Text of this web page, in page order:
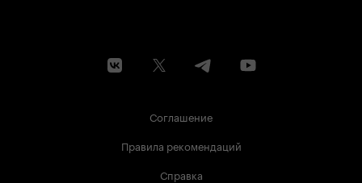
Соглашение
Правила рекомендаций
Справка